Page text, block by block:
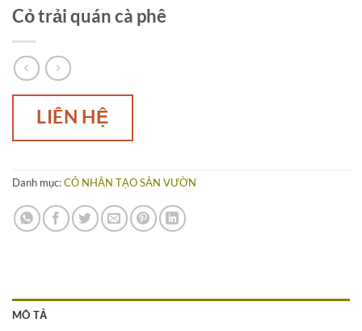
Cỏ trải quán cà phê
LIÊN HỆ
Danh mục:CỎ NHÂN TẠO SÂN VƯỜN
MÔ TẢ